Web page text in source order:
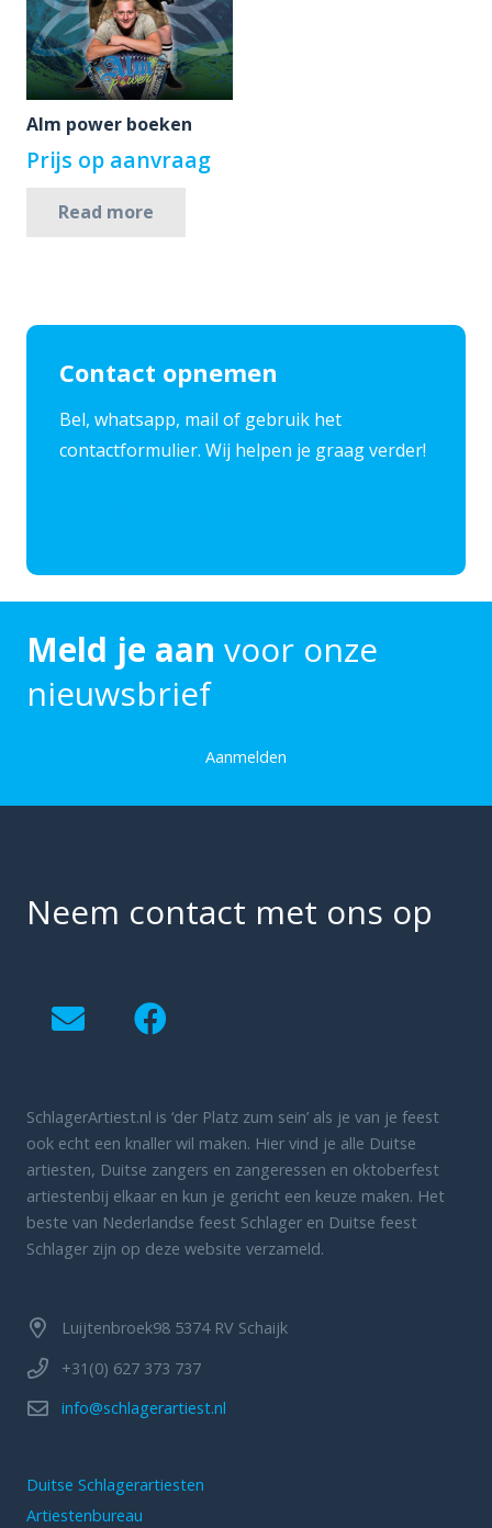
Alm power boeken
Prijs op aanvraag
Read more
Contact opnemen
​Bel, whatsapp, mail of gebruik het
contactformulier. Wij helpen je graag verder!
Meld je aan voor onze
nieuwsbrief
Aanmelden
Neem contact met ons op
SchlagerArtiest.nl is ‘der Platz zum sein’ als je van je feest
ook echt een knaller wil maken. Hier vind je alle Duitse
artiesten, Duitse zangers en zangeressen en oktoberfest
artiestenbij elkaar en kun je gericht een keuze maken. Het
beste van Nederlandse feest Schlager en Duitse feest
Schlager zijn op deze website verzameld.
Luijtenbroek98 5374 RV Schaijk
+31(0) 627 373 737
info@schlagerartiest.nl
Duitse Schlagerartiesten
Artiestenbureau